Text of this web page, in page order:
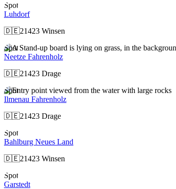
Spot
Luhdorf
🇩🇪21423 Winsen
Spot
Neetze Fahrenholz
🇩🇪21423 Drage
Spot
Ilmenau Fahrenholz
🇩🇪21423 Drage
Spot
Bahlburg Neues Land
🇩🇪21423 Winsen
Spot
Garstedt